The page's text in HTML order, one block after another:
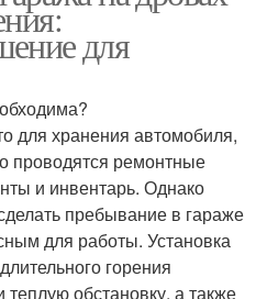
для
для хранения автомобиля,
проводятся ремонтные
и инвентарь. Однако
пребывание в гараже
для работы. Установка
горения
теплую обстановку, а также